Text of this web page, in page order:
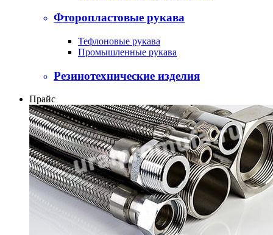
Фторопластовые рукава
Тефлоновые рукава
Промышленные рукава
Резинотехнические изделия
Прайс